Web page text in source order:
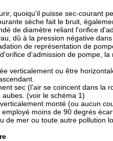
quoiqu'il puisse sec-courant
sèche fait le bruit,
de diamètre reliant l'orifice
dû à la pression négative
de représentation de
d'admission de pompe,
verticalement ou être
sec (l'air se coincent dans la
(voir le schéma 1)
monté (ou aucun
moins de 90 degrés
de mer ou toute autre pollution